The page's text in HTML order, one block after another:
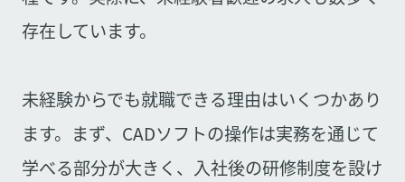
存在しています。
未経験からでも就職できる理由はいくつかあり
ます。まず、CADソフトの操作は実務を通じて
学べる部分が大きく、入社後の研修制度を設け